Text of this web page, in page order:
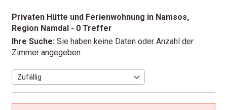
Privaten Hütte und Ferienwohnung in Namsos,
Region Namdal - 0 Treffer
Ihre Suche: Sie haben keine Daten oder Anzahl der
Zimmer angegeben